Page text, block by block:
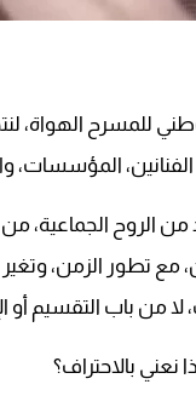
للمسرح
الفنانين، المؤسسات،
من الروح الجماعية،
تطور الزمن، وتغير
لا من باب التقسيم
نعني بالاحتراف؟